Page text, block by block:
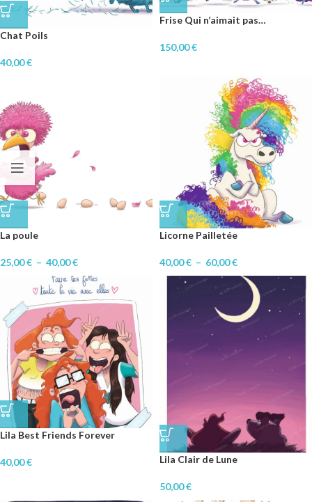
Chat Poils
40,00€
Frise Qui n’aimait pas…
150,00€
La poule
25,00€ – 40,00€
Licorne Pailletée
40,00€ – 60,00€
Lila Best Friends Forever
40,00€ Lila Clair de Lune
50,00€